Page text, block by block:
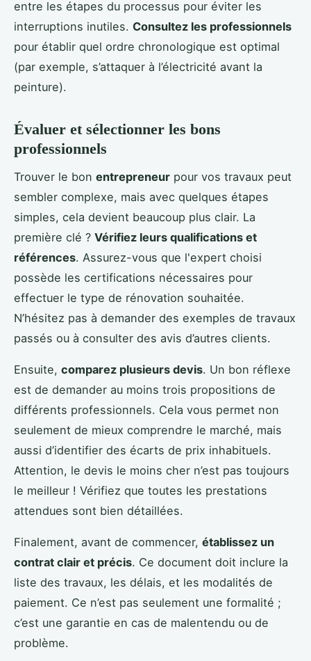
entre les étapes du processus pour éviter les
interruptions inutiles. Consultez les professionnels
pour établir quel ordre chronologique est optimal
(par exemple, s’attaquer à l’électricité avant la
peinture).
Évaluer et sélectionner les bons
professionnels
Trouver le bon entrepreneur pour vos travaux peut
sembler complexe, mais avec quelques étapes
simples, cela devient beaucoup plus clair. La
première clé ? Vérifiez leurs qualifications et
références. Assurez-vous que l'expert choisi
possède les certifications nécessaires pour
effectuer le type de rénovation souhaitée.
N’hésitez pas à demander des exemples de travaux
passés ou à consulter des avis d’autres clients.
Ensuite, comparez plusieurs devis. Un bon réflexe
est de demander au moins trois propositions de
différents professionnels. Cela vous permet non
seulement de mieux comprendre le marché, mais
aussi d’identifier des écarts de prix inhabituels.
Attention, le devis le moins cher n’est pas toujours
le meilleur ! Vérifiez que toutes les prestations
attendues sont bien détaillées.
Finalement, avant de commencer, établissez un
contrat clair et précis. Ce document doit inclure la
liste des travaux, les délais, et les modalités de
paiement. Ce n’est pas seulement une formalité ;
c’est une garantie en cas de malentendu ou de
problème.